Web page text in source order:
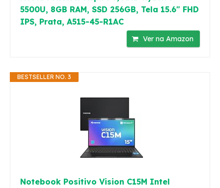
5500U, 8GB RAM, SSD 256GB, Tela 15.6" FHD
IPS, Prata, A515-45-R1AC
Ver na Amazon
BESTSELLER NO. 3
Notebook Positivo Vision C15M Intel